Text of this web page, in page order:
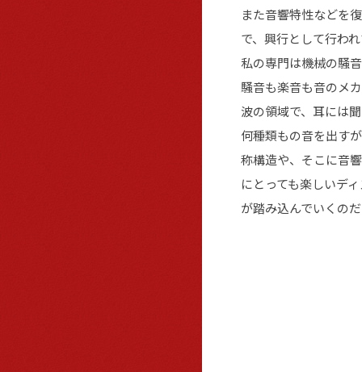
また音響特性などを
で、興行として行わ
私の専門は機械の騒
騒音も楽音も音のメ
波の領域で、耳には
何種類もの音を出す
称構造や、そこに音
にとっても楽しいデ
が踏み込んでいくの